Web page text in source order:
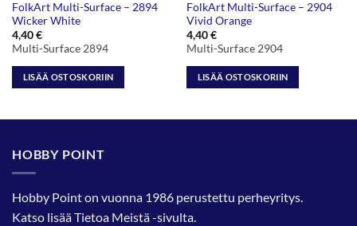
FolkArt Multi-Surface – 2894
Wicker White
4,40€
Multi-Surface 2894
LISÄÄ OSTOSKORIIN
FolkArt Multi-Surface – 2904
Vivid Orange
4,40€
Multi-Surface 2904
LISÄÄ OSTOSKORIIN
HOBBY POINT
Hobby Point on vuonna 1986 perustettu perheyritys.
Katso lisääTietoa Meistä-sivulta.